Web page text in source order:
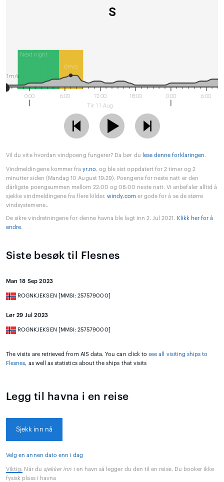
S
Next night
0:00 6:00
12:00
Tir 11 Aug
18:00 0:00 6:00
6m/s
1m/s
Vil du vite hvordan vindpoeng fungerer? Da bør du lese denne forklaringen.
Vindmeldingene kommer frayr.no, og ble sist oppdatert for 2 timer og 2
minutter siden (Mandag 10 August 19:29). Poengene for neste natt er den
dårligste poengsummen mellom 22:00 og 08:00 neste natt. Vi anbefaler alltid å
sjekke vindmeldingene fra flere kilder.windy.comer gode for å se de større
vindsystemene..
De sikre vindretningene for denne havna ble lagt inn 2. Jul 2021. Klikk her for å
endre.
Siste besøk til Flesnes
Man 18 Sep 2023
ROGNKJEKSEN [MMSI: 257579000]
Lør 29 Jul 2023
ROGNKJEKSEN [MMSI: 257579000]
The visits are retrieved from AIS data. You can click tosee all visiting ships to
Flesnes, as well as statistics about the ships that visits
Legg til havna i en reise
Sjekk inn nå
Velg en annen dato enn i dag
Viktig: Når du sjekker inn i en havn så legger du den til en reise. Du booker ikke
fysisk plass i havna